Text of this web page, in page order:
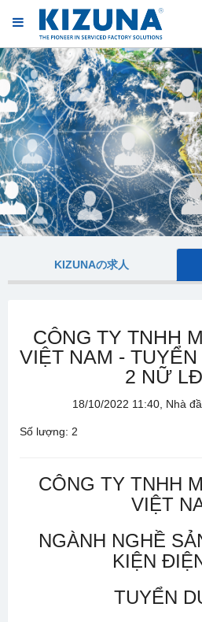
KIZUNAの求人
CÔNG TY TNHH
VIỆT NAM -
2 NỮ
18/10/2022 11:40, Nhà
Số lượng: 2
CÔNG TY TNHH
VIỆT
NGÀNH NGHỀ
KIỆN
TUYỂN